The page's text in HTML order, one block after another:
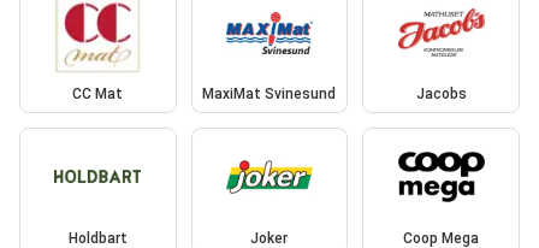
CC Mat MaxiMat Svinesund Jacobs
Holdbart Joker Coop Mega